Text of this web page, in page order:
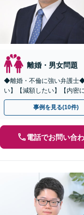
離婚・男女問題
◆離婚・不倫に強い弁護士
い】【減額したい】【内密
事例を見る(10件)
電話でお問い合